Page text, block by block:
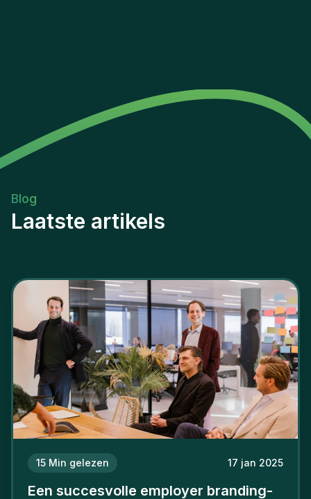
Blog
Laatste artikels
15 Min gelezen 17 jan 2025
Een succesvolle employer branding-